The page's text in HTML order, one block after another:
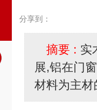
分享到：
摘要 : 实
展,铝在门
材料为主